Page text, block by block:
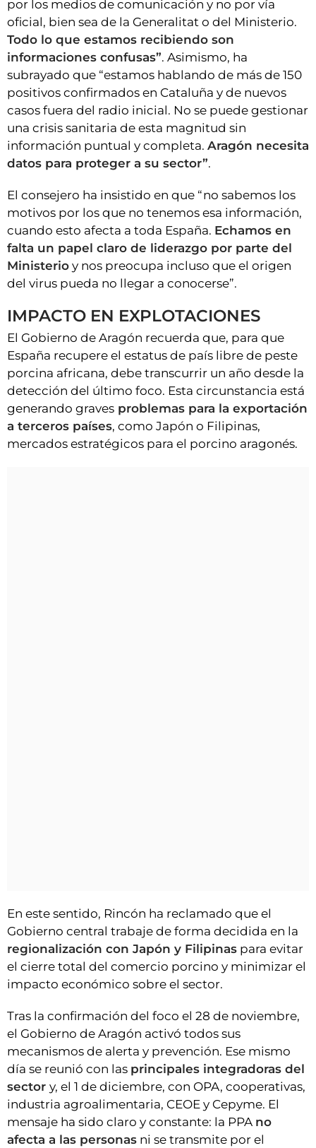
por los medios de comunicación y no por vía
oficial, bien sea de la Generalitat o del Ministerio.
Todo lo que estamos recibiendo son
informaciones confusas”. Asimismo, ha
subrayado que “estamos hablando de más de 150
positivos confirmados en Cataluña y de nuevos
casos fuera del radio inicial. No se puede gestionar
una crisis sanitaria de esta magnitud sin
información puntual y completa. Aragón necesita
datos para proteger a su sector”.
El consejero ha insistido en que “no sabemos los
motivos por los que no tenemos esa información,
cuando esto afecta a toda España. Echamos en
falta un papel claro de liderazgo por parte del
Ministerio y nos preocupa incluso que el origen
del virus pueda no llegar a conocerse”.
IMPACTO EN EXPLOTACIONES
El Gobierno de Aragón recuerda que, para que
España recupere el estatus de país libre de peste
porcina africana, debe transcurrir un año desde la
detección del último foco. Esta circunstancia está
generando graves problemas para la exportación
a terceros países, como Japón o Filipinas,
mercados estratégicos para el porcino aragonés.
En este sentido, Rincón ha reclamado que el
Gobierno central trabaje de forma decidida en la
regionalización con Japón y Filipinas para evitar
el cierre total del comercio porcino y minimizar el
impacto económico sobre el sector.
Tras la confirmación del foco el 28 de noviembre,
el Gobierno de Aragón activó todos sus
mecanismos de alerta y prevención. Ese mismo
día se reunió con las principales integradoras del
sector y, el 1 de diciembre, con OPA, cooperativas,
industria agroalimentaria, CEOE y Cepyme. El
mensaje ha sido claro y constante: la PPA no
afecta a las personas ni se transmite por el